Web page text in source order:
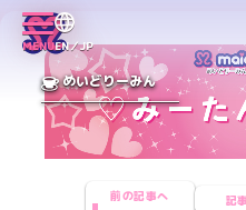
MENUEN／JP
めいどりーみん
前の記事へ 記